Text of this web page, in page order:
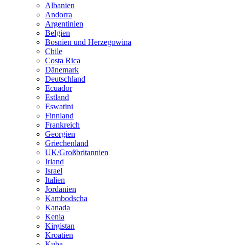
Albanien
Andorra
Argentinien
Belgien
Bosnien und Herzegowina
Chile
Costa Rica
Dänemark
Deutschland
Ecuador
Estland
Eswatini
Finnland
Frankreich
Georgien
Griechenland
UK/Großbritannien
Irland
Israel
Italien
Jordanien
Kambodscha
Kanada
Kenia
Kirgistan
Kroatien